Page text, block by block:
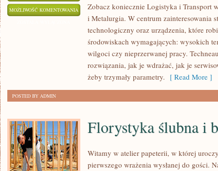
MOŻLIWOŚĆ KOMENTOWANIA ENERGETYKA
SUROWCE
ENERGETYCZNE
Zobacz koniecznie Logistyka i Transport
i Metalurgia. W centrum zainteresowania
technologiczny oraz urządzenia, które
środowiskach wymagających: wysokich
wilgoci czy nieprzerwanej pracy.
rozwiązania, jak je wdrażać, jak je
żeby trzymały parametry. [ Read More ]
POSTED BY ADMIN
Florystyka ślubna i
Witamy w atelier papeterii, w której
pierwszego wrażenia wysłanej do gości.